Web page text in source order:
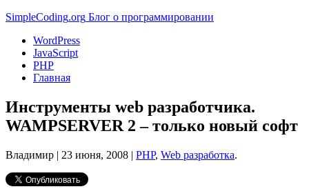
SimpleCoding.org Блог о программировании
WordPress
JavaScript
PHP
Главная
Инструменты web разработчика.
WAMPSERVER 2 – только новый софт
Владимир | 23 июня, 2008 | PHP, Web разработка.